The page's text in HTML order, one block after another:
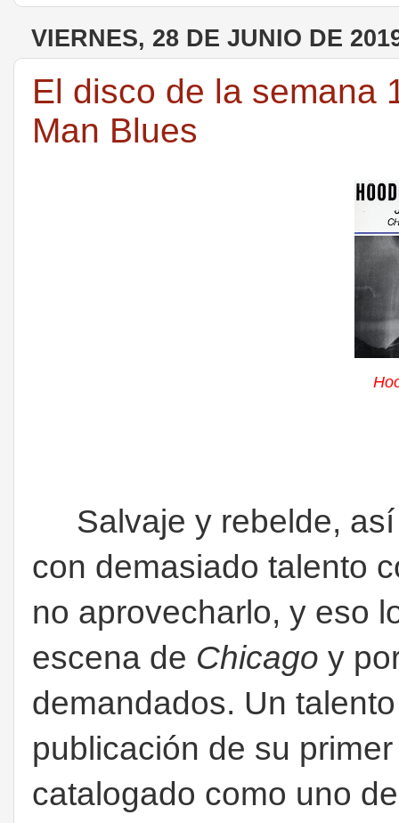
VIERNES, 28 DE JUNIO DE
El disco de la semana
Man Blues
Salvaje y rebelde, así
con demasiado talento
no aprovecharlo, y eso
escena de Chicago y
demandados. Un
publicación de su
catalogado como uno